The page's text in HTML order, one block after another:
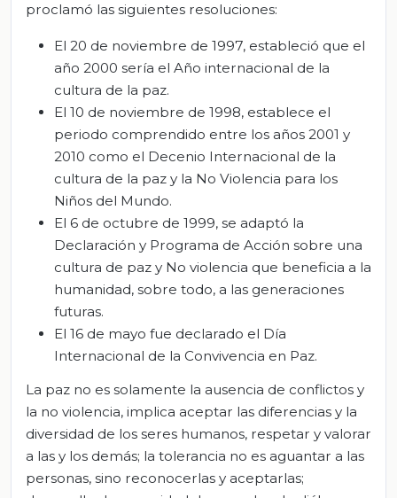
proclamó las siguientes resoluciones:
El 20 de noviembre de 1997, estableció que el
año 2000 sería el Año internacional de la
cultura de la paz.
El 10 de noviembre de 1998, establece el
periodo comprendido entre los años 2001 y
2010 como el Decenio Internacional de la
cultura de la paz y la No Violencia para los
Niños del Mundo.
El 6 de octubre de 1999, se adaptó la
Declaración y Programa de Acción sobre una
cultura de paz y No violencia que beneficia a la
humanidad, sobre todo, a las generaciones
futuras.
El 16 de mayo fue declarado el Día
Internacional de la Convivencia en Paz.
La paz no es solamente la ausencia de conflictos y
la no violencia, implica aceptar las diferencias y la
diversidad de los seres humanos, respetar y valorar
a las y los demás; la tolerancia no es aguantar a las
personas, sino reconocerlas y aceptarlas;